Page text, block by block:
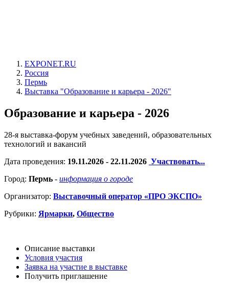
EXPONET.RU
Россия
Пермь
Выставка "Образование и карьера - 2026"
Образование и карьера - 2026
28-я выставка-форум учебных заведений, образовательных
технологий и вакансий
Дата проведения: 19.11.2026 - 22.11.2026 Участвовать...
Город: Пермь - информация о городе
Организатор: Выставочный оператор «ПРО ЭКСПО»
Рубрики: Ярмарки, Общество
Описание выставки
Условия участия
Заявка на участие в выставке
Получить приглашение